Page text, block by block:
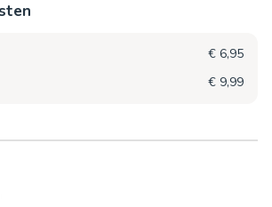
€ 6,95
€ 9,99